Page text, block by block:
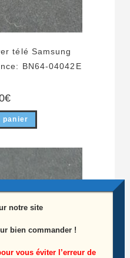
télé Samsung
BN64-04042E
€
panier
notre site
bien commander !
vous éviter l’erreur de